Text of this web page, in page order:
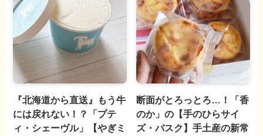
『北海道から直送』もう牛
には戻れない！？「プテ
ィ・シェーヴル」【やぎミ
断面がとろっとろ…！「香
のか」の【手のひらサイ
ズ・バスク】手土産の新常